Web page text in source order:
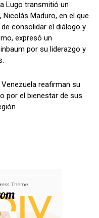
Lugo transmitió un
Maduro, en el que
consolidar el diálogo y
expresó un
por su liderazgo y
reafirman su
por el bienestar de sus